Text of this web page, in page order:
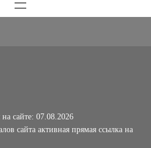
сайте: 07.08.2026
сайта активная прямая ссылка на